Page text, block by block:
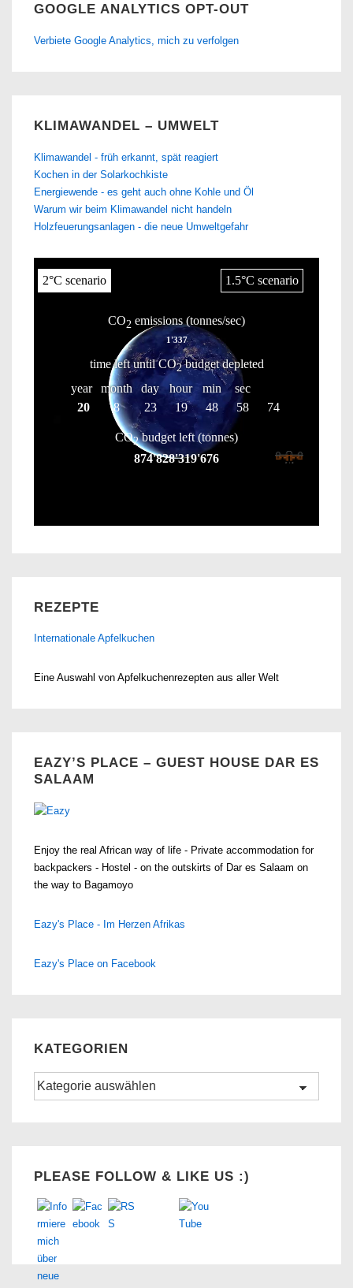
GOOGLE ANALYTICS OPT-OUT
Verbiete Google Analytics, mich zu verfolgen
KLIMAWANDEL – UMWELT
Klimawandel - früh erkannt, spät reagiert
Kochen in der Solarkochkiste
Energiewende - es geht auch ohne Kohle und Öl
Warum wir beim Klimawandel nicht handeln
Holzfeuerungsanlagen - die neue Umweltgefahr
REZEPTE
Internationale Apfelkuchen
Eine Auswahl von Apfelkuchenrezepten aus aller Welt
EAZY’S PLACE – GUEST HOUSE DAR ES
SALAAM
Enjoy the real African way of life - Private accommodation for
backpackers - Hostel - on the outskirts of Dar es Salaam on
the way to Bagamoyo
Eazy's Place - Im Herzen Afrikas
Eazy's Place on Facebook
KATEGORIEN
Kategorien
PLEASE FOLLOW & LIKE US :)